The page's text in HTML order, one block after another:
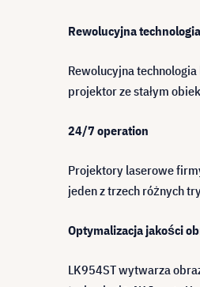
Rewolucyjna
Rewolucyjna
projektor ze stałym
24/7 operation
Projektory laserowe
jeden z trzech różnych
Optymalizacja jakości
LK954ST wytwarza